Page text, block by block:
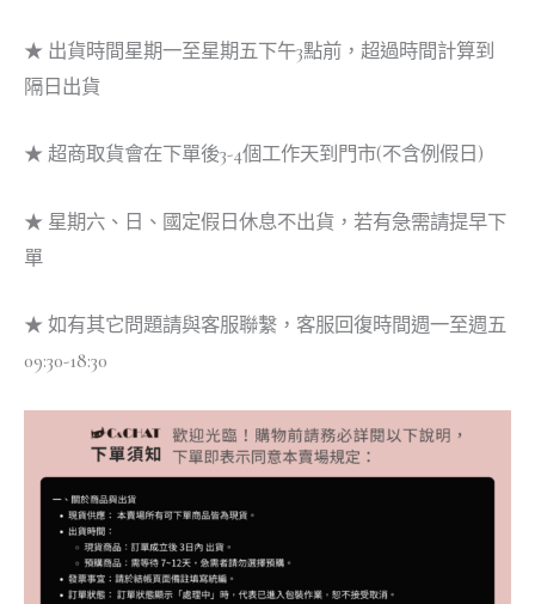
★ 出貨時間星期一至星期五下午3點前，超過時間計算到
隔日出貨
★ 超商取貨會在下單後3-4個工作天到門市(不含例假日)
★ 星期六、日、國定假日休息不出貨，若有急需請提早下
單
★ 如有其它問題請與客服聯繫，客服回復時間週一至週五
09:30-18:30